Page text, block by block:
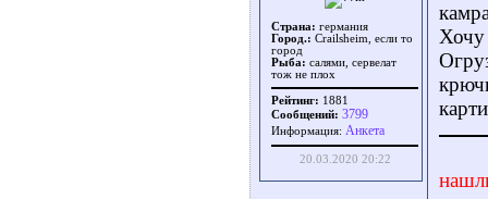
Страна: германия
Город.: Crailsheim, если то
город
Рыба: салями, сервелат
тож не плох
Рейтинг: 1881
Сообщений: 3799
Информация: Aнкета
20.03.2020 20:22
Хочу